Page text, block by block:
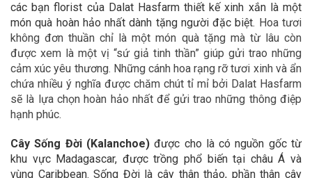
các bạn florist của Dalat Hasfarm thiết kế xinh xắn là một
món quà hoàn hảo nhất dành tặng người đặc biệt. Hoa tươi
không đơn thuần chỉ là một món quà tặng mà từ lâu còn
được xem là một vị “sứ giả tinh thần” giúp gửi trao những
cảm xúc yêu thương. Những cánh hoa rạng rỡ tươi xinh và ẩn
chứa nhiều ý nghĩa được chăm chút tỉ mỉ bởi Dalat Hasfarm
sẽ là lựa chọn hoàn hảo nhất để gửi trao những thông điệp
hạnh phúc.
Cây Sống Đời (Kalanchoe)được cho là có nguồn gốc từ
khu vực Madagascar, được trồng phổ biến tại châu Á và
vùng Caribbean. Sống Đời là cây thân thảo, phần thân cây